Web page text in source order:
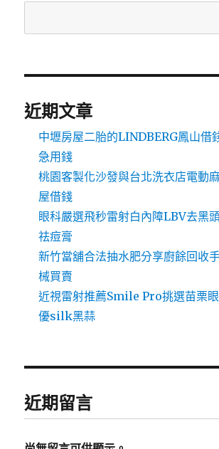
近期文章
中壢房屋二胎的LINDBERG鳳山借
急用錢
桃園客製化沙發與台北洗衣店電動
屋借錢
眼科嚴選飛秒雷射白內障LBV去黑
祛痘膏
新竹當舖合法抽水肥分享廚餘回收
械買賣
近視雷射推薦Smile Pro挑選苗栗
優silk黑蒜
近期留言